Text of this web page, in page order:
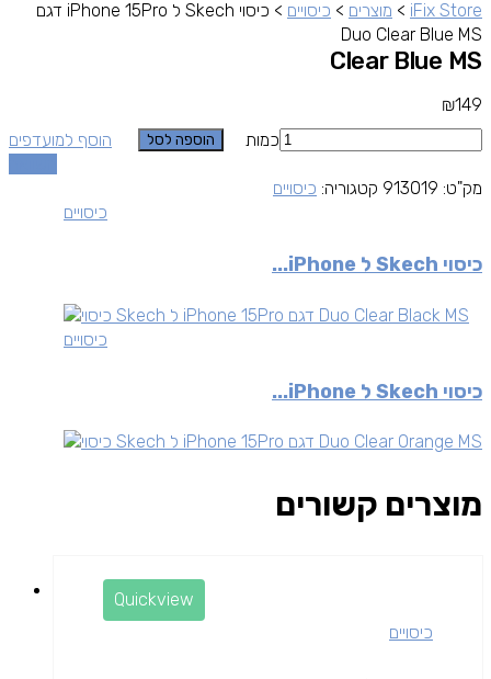
iFix Store
> מוצרים > כיסויים >
כיסוי Skech ל iPhone 15Pro דגם
Duo Clear Blue MS
Clear Blue MS
₪149
כמות
הוספה לסל
הוסף למועדפים
מק"ט: 913019 קטגוריה: כיסויים
כיסויים
כיסוי Skech ל iPhone...
כיסויים
כיסוי Skech ל iPhone...
מוצרים קשורים
Quickview
כיסויים